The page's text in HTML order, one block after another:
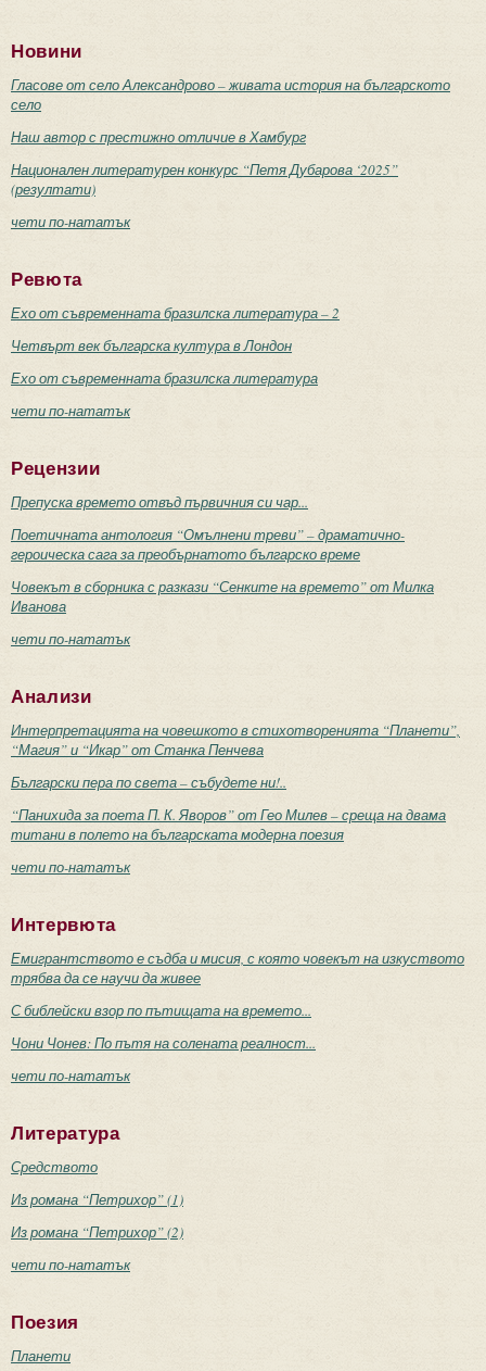
Новини
Гласове от село Александрово – живата история на българското
село
Наш автор с престижно отличие в Хамбург
Национален литературен конкурс “Петя Дубарова ‘2025”
(резултати)
чети по-нататък
Ревюта
Ехо от съвременната бразилска литература – 2
Четвърт век българска култура в Лондон
Ехо от съвременната бразилска литература
чети по-нататък
Рецензии
Препуска времето отвъд първичния си чар...
Поетичната антология “Омълнени треви” – драматично-
героическа сага за преобърнатото българско време
Човекът в сборника с разкази “Сенките на времето” от Милка
Иванова
чети по-нататък
Анализи
Интерпретацията на човешкото в стихотворенията “Планети”,
“Магия” и “Икар” от Станка Пенчева
Български пера по света – събудете ни!..
“Панихида за поета П. К. Яворов” от Гео Милев – среща на двама
титани в полето на българската модерна поезия
чети по-нататък
Интервюта
Емигрантството е съдба и мисия, с която човекът на изкуството
трябва да се научи да живее
С библейски взор по пътищата на времето...
Чони Чонев: По пътя на солената реалност...
чети по-нататък
Литература
Средството
Из романа “Петрихор” (1)
Из романа “Петрихор” (2)
чети по-нататък
Поезия
Планети